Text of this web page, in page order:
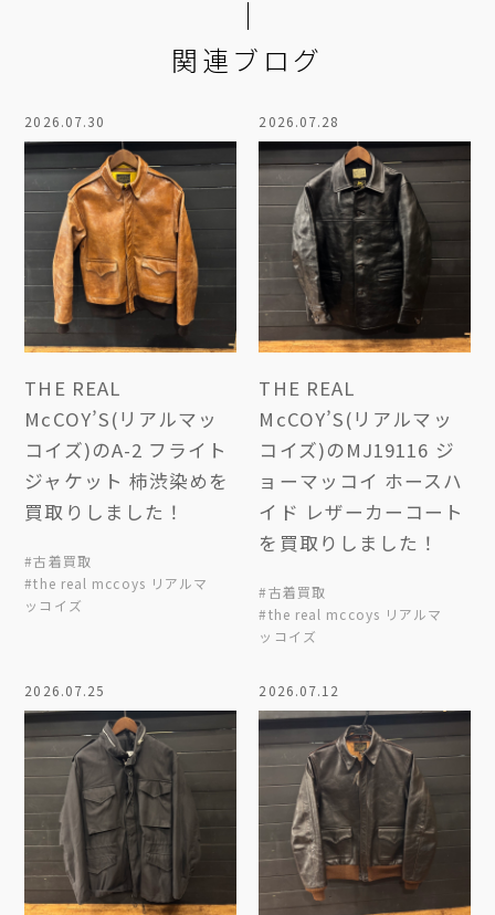
関連ブログ
2026.07.30
THE REAL
McCOY’S(リアルマッ
コイズ)のA-2 フライト
ジャケット 柿渋染めを
買取りしました！
#古着買取
#the real mccoys リアルマ
ッコイズ
2026.07.28
THE REAL
McCOY’S(リアルマッ
コイズ)のMJ19116 ジ
ョーマッコイ ホースハ
イド レザーカーコート
を買取りしました！
#古着買取
#the real mccoys リアルマ
ッコイズ
2026.07.25 2026.07.12